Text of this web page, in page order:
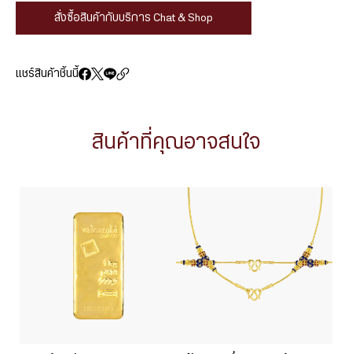
สั่งซื้อสินค้ากับบริการ Chat & Shop
แชร์สินค้าชิ้นนี้
สินค้าที่คุณอาจสนใจ